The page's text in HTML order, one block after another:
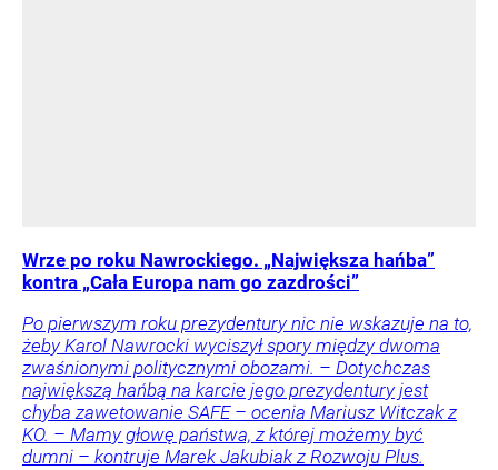
Wrze po roku Nawrockiego. „Największa hańba”
kontra „Cała Europa nam go zazdrości”
Po pierwszym roku prezydentury nic nie wskazuje na to,
żeby Karol Nawrocki wyciszył spory między dwoma
zwaśnionymi politycznymi obozami. – Dotychczas
największą hańbą na karcie jego prezydentury jest
chyba zawetowanie SAFE – ocenia Mariusz Witczak z
KO. – Mamy głowę państwa, z której możemy być
dumni – kontruje Marek Jakubiak z Rozwoju Plus.